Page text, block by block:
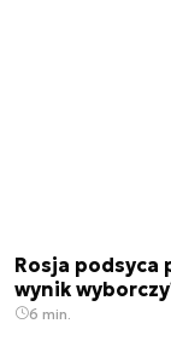
Rosja podsyca
wynik
6 min.